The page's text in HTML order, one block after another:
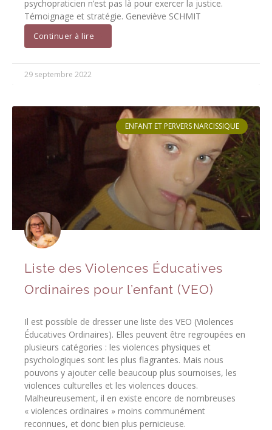
psychopraticien n’est pas là pour exercer la justice.
Témoignage et stratégie. Geneviève SCHMIT
Continuer à lire
29 septembre 2022
ENFANT ET PERVERS NARCISSIQUE
Liste des Violences Éducatives
Ordinaires pour l’enfant (VEO)
Il est possible de dresser une liste des VEO (Violences
Éducatives Ordinaires). Elles peuvent être regroupées en
plusieurs catégories : les violences physiques et
psychologiques sont les plus flagrantes. Mais nous
pouvons y ajouter celle beaucoup plus sournoises, les
violences culturelles et les violences douces.
Malheureusement, il en existe encore de nombreuses
« violences ordinaires » moins communément
reconnues, et donc bien plus pernicieuse.